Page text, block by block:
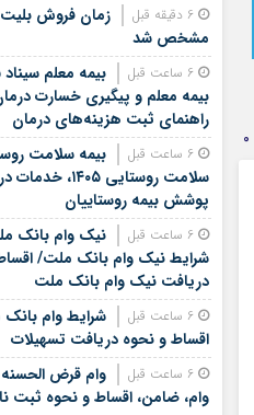
زمان فروش بلیت
مشخص شد
بیمه معلم و پیگیری خسارت
راهنمای ثبت هزینه‌های درمان
بیمه سلامت
سلامت روستایی
پوشش بیمه روستاییان
شرایط نیک وام بانک ملت/
دریافت نیک وام بانک ملت
اقساط و نحوه دریافت تسهیلات
وام، ضامن، اقساط و نحوه ثبت